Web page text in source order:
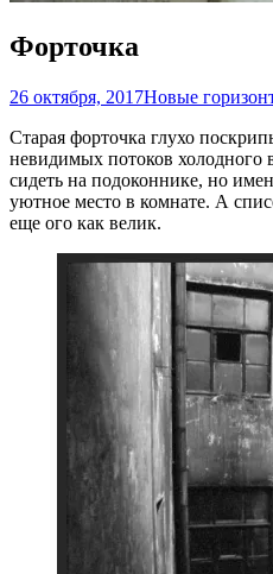
Форточка
26 октября, 2017Новые
Старая форточка глухо
невидимых потоков холодного
сидеть на подоконнике, но
уютное место в комнате. А
еще ого как велик.